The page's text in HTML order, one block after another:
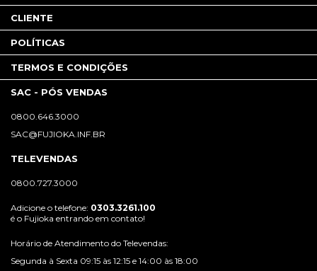
CLIENTE
POLÍTICAS
TERMOS E CONDIÇÕES
SAC - PÓS VENDAS
0800.646.3000
SAC@FUJIOKA.INF.BR
TELEVENDAS
0800.727.3000
Adicione o telefone: 0303.3261.100
é o Fujioka entrando em contato!
Horário de Atendimento do Televendas:
Segunda à Sexta 09:15 às 12:15 e 14:00 às 18:00